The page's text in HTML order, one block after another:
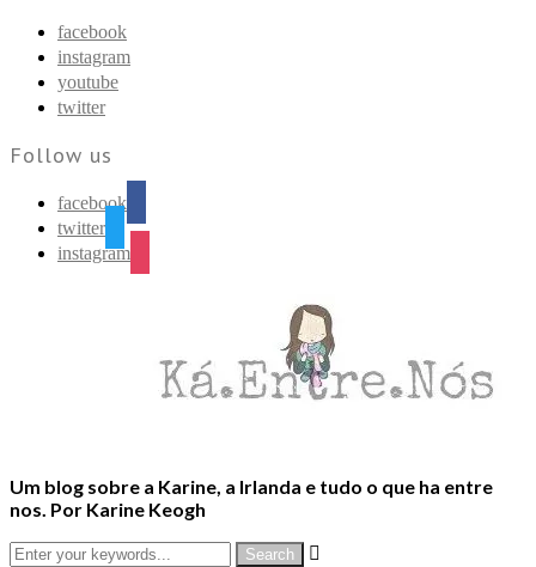
facebook
instagram
youtube
twitter
Follow us
facebook
twitter
instagram
Um blog sobre a Karine, a Irlanda e tudo o que ha entre
nos. Por Karine Keogh
